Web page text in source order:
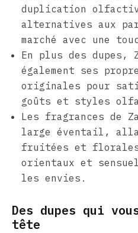
duplication
alternatives aux
marché avec une
En plus des dupes,
également ses
originales pour
goûts et styles
Les fragrances de
large éventail,
fruitées et florales
orientaux et
les envies.
Des dupes qui
tête